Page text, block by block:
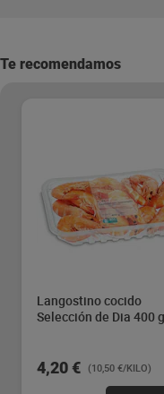
Te recomendamos
Langostino cocido
Selección de Dia 400 g
4,20 € (10,50 €/KILO)